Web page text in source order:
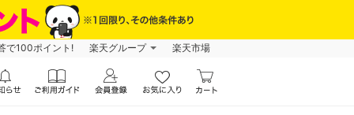
で100ポイント! 楽天グループ 楽天市場